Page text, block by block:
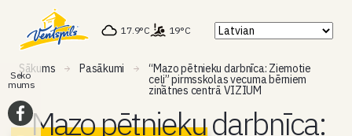
17.9°C 19°C
Sākums Pasākumi “Mazo pētnieku darbnīca: Ziemotie
ceļi” pirmsskolas vecuma bērniem
zinātnes centrā VIZIUM
“Mazo pētnieku darbnīca:
Seko
mums